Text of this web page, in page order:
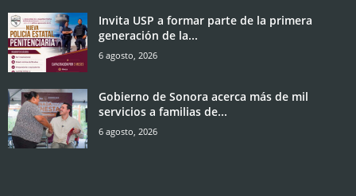
Invita USP a formar parte de la primera
generación de la...
6 agosto, 2026
Gobierno de Sonora acerca más de mil
servicios a familias de...
6 agosto, 2026